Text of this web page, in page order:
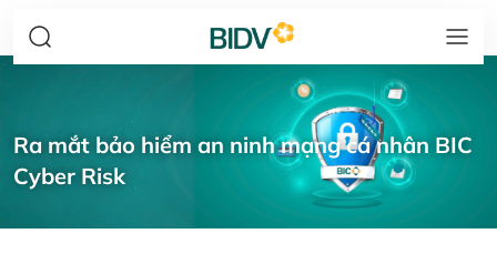
Ra mắt bảo hiểm an ninh mạng cá nhân BIC
Cyber Risk